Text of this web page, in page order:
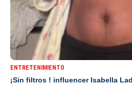
ENTRETENIMIENTO
¡Sin filtros ! influencer Isabella